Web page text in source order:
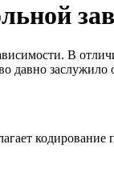
В
давно